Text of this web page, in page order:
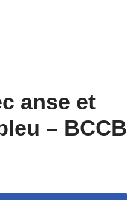
anse et
– BCCB